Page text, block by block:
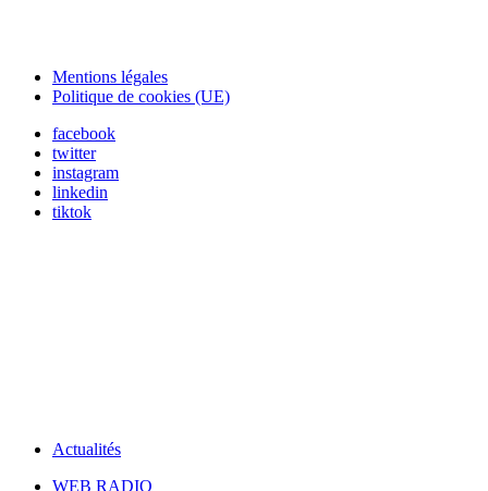
Mentions légales
Politique de cookies (UE)
facebook
twitter
instagram
linkedin
tiktok
Actualités
WEB RADIO